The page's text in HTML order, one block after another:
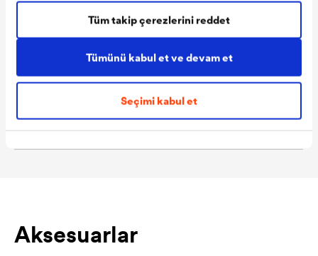
Tümünü kabul et ve devam et
Seçimi kabul et
Tüm takip çerezlerini reddet
yaklaşık 0,02 m
Isı dayanımı
-40 °C ile +80 °C
Nem dayanımı
yaklaşık 0,028 m²hPa/mg
Ağırlık
yaklaşık 210 g/m²
yaklaşık 16 kg
Aksesuarlar